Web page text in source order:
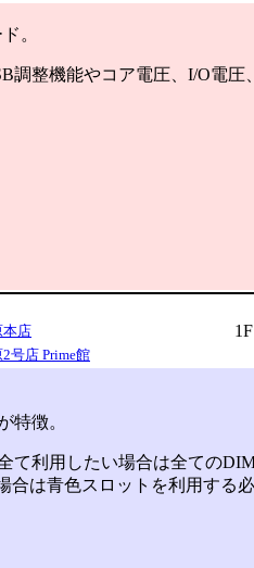
。
整機能やコア電圧、I/O電圧
本店 1F
号店 Prime館
特徴。
利用したい場合は全ての
は青色スロットを利用する